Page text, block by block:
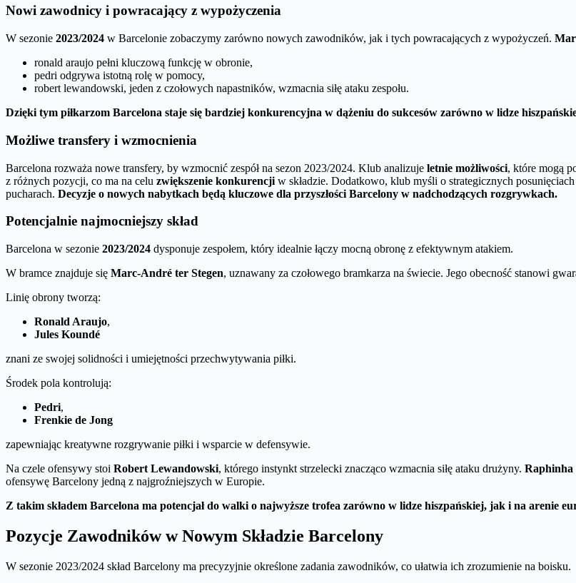
Nowi zawodnicy i powracający z wypożyczenia
W sezonie 2023/2024 w Barcelonie zobaczymy zarówno nowych zawodników, jak i tych powracających z wypożyczeń.
ronald araujo pełni kluczową funkcję w obronie,
pedri odgrywa istotną rolę w pomocy,
robert lewandowski, jeden z czołowych napastników, wzmacnia siłę ataku zespołu.
Dzięki tym piłkarzom Barcelona staje się bardziej konkurencyjna w dążeniu do sukcesów zarówno w lidze
Możliwe transfery i wzmocnienia
Barcelona rozważa nowe transfery, by wzmocnić zespół na sezon 2023/2024. Klub analizuje letnie możliwości, które mogą
z różnych pozycji, co ma na celu zwiększenie konkurencji w składzie. Dodatkowo, klub myśli o strategicznych
pucharach. Decyzje o nowych nabytkach będą kluczowe dla przyszłości Barcelony w nadchodzących rozgrywkach.
Potencjalnie najmocniejszy skład
Barcelona w sezonie 2023/2024 dysponuje zespołem, który idealnie łączy mocną obronę z efektywnym atakiem.
W bramce znajduje się Marc-André ter Stegen, uznawany za czołowego bramkarza na świecie. Jego obecność stanowi
Linię obrony tworzą:
Ronald Araujo,
Jules Koundé
znani ze swojej solidności i umiejętności przechwytywania piłki.
Środek pola kontrolują:
Pedri,
Frenkie de Jong
zapewniając kreatywne rozgrywanie piłki i wsparcie w defensywie.
Na czele ofensywy stoi Robert Lewandowski, którego instynkt strzelecki znacząco wzmacnia siłę ataku drużyny. Raphinha
ofensywę Barcelony jedną z najgroźniejszych w Europie.
Z takim składem Barcelona ma potencjał do walki o najwyższe trofea zarówno w lidze hiszpańskiej, jak i na arenie
Pozycje Zawodników w Nowym Składzie Barcelony
W sezonie 2023/2024 skład Barcelony ma precyzyjnie określone zadania zawodników, co ułatwia ich zrozumienie na boisku.